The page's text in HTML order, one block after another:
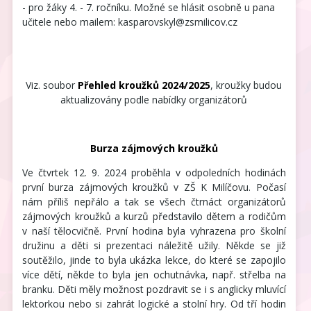
- pro žáky 4. - 7. ročníku. Možné se hlásit osobně u pana
učitele nebo mailem: kasparovskyl@zsmilicov.cz
Viz. soubor Přehled kroužků 2024/2025, kroužky budou
aktualizovány podle nabídky organizátorů
Burza zájmových kroužků
Ve čtvrtek 12. 9. 2024 proběhla v odpoledních hodinách
první burza zájmových kroužků v ZŠ K Milíčovu. Počasí
nám příliš nepřálo a tak se všech čtrnáct organizátorů
zájmových kroužků a kurzů představilo dětem a rodičům
v naší tělocvičně. První hodina byla vyhrazena pro školní
družinu a děti si prezentaci náležitě užily. Někde se již
soutěžilo, jinde to byla ukázka lekce, do které se zapojilo
více dětí, někde to byla jen ochutnávka, např. střelba na
branku. Děti měly možnost pozdravit se i s anglicky mluvící
lektorkou nebo si zahrát logické a stolní hry. Od tří hodin